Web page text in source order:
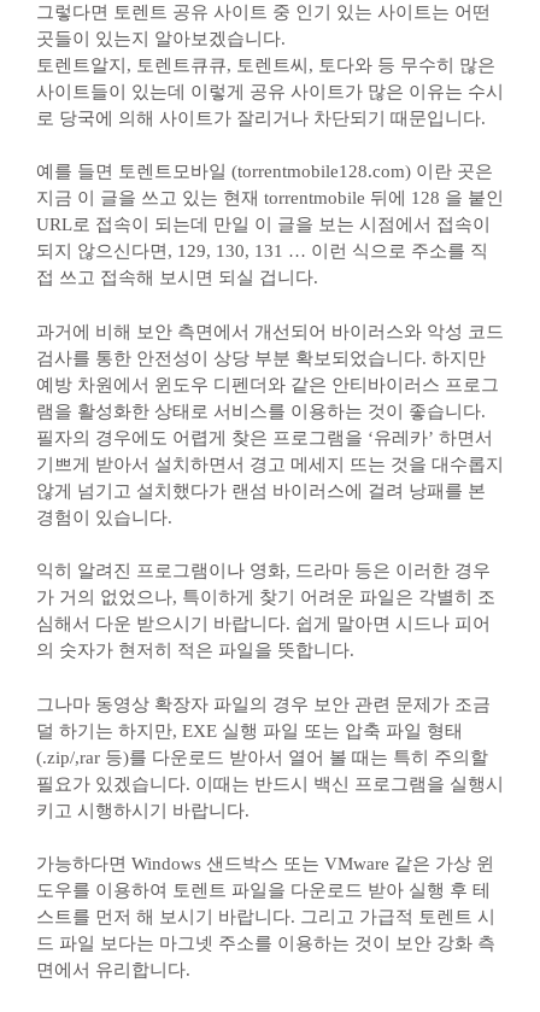
그렇다면 토렌트 공유 사이트 중 인기 있는 사이트는 어떤
곳들이 있는지 알아보겠습니다.
토렌트알지, 토렌트큐큐, 토렌트씨, 토다와 등 무수히 많은
사이트들이 있는데 이렇게 공유 사이트가 많은 이유는 수시
로 당국에 의해 사이트가 잘리거나 차단되기 때문입니다.
예를 들면 토렌트모바일 (torrentmobile128.com) 이란 곳은
지금 이 글을 쓰고 있는 현재 torrentmobile 뒤에 128 을 붙인
URL로 접속이 되는데 만일 이 글을 보는 시점에서 접속이
되지 않으신다면, 129, 130, 131 … 이런 식으로 주소를 직
접 쓰고 접속해 보시면 되실 겁니다.
과거에 비해 보안 측면에서 개선되어 바이러스와 악성 코드
검사를 통한 안전성이 상당 부분 확보되었습니다. 하지만
예방 차원에서 윈도우 디펜더와 같은 안티바이러스 프로그
램을 활성화한 상태로 서비스를 이용하는 것이 좋습니다.
필자의 경우에도 어렵게 찾은 프로그램을 ‘유레카’ 하면서
기쁘게 받아서 설치하면서 경고 메세지 뜨는 것을 대수롭지
않게 넘기고 설치했다가 랜섬 바이러스에 걸려 낭패를 본
경험이 있습니다.
익히 알려진 프로그램이나 영화, 드라마 등은 이러한 경우
가 거의 없었으나, 특이하게 찾기 어려운 파일은 각별히 조
심해서 다운 받으시기 바랍니다. 쉽게 말아면 시드나 피어
의 숫자가 현저히 적은 파일을 뜻합니다.
그나마 동영상 확장자 파일의 경우 보안 관련 문제가 조금
덜 하기는 하지만, EXE 실행 파일 또는 압축 파일 형태
(.zip/,rar 등)를 다운로드 받아서 열어 볼 때는 특히 주의할
필요가 있겠습니다. 이때는 반드시 백신 프로그램을 실행시
키고 시행하시기 바랍니다.
가능하다면 Windows 샌드박스 또는 VMware 같은 가상 윈
도우를 이용하여 토렌트 파일을 다운로드 받아 실행 후 테
스트를 먼저 해 보시기 바랍니다. 그리고 가급적 토렌트 시
드 파일 보다는 마그넷 주소를 이용하는 것이 보안 강화 측
면에서 유리합니다.